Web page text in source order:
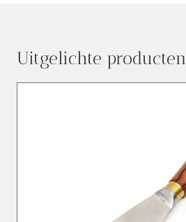
Uitgelichte producten